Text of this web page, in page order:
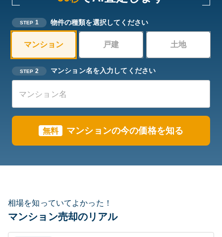
STEP 1 物件の種類を選択してください
マンション 戸建 土地
STEP 2 マンション名を入力してください
無料 マンションの今の価格を知る
相場を知っていてよかった！
マンション売却のリアル